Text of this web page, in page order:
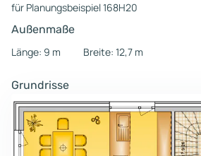
für Planungsbeispiel 168H20
Außenmaße
Länge: 9 m
Breite: 12,7 m
Grundrisse